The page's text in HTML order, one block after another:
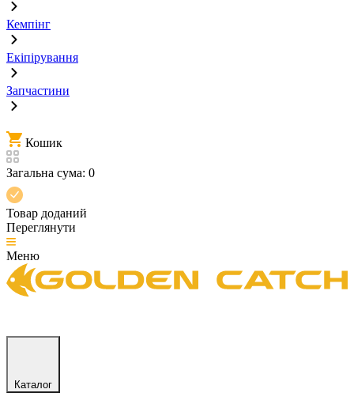
Кемпінг
Екіпірування
Запчастини
Кошик
Загальна сума: 0
Товар доданий
Переглянути
Меню
Каталог